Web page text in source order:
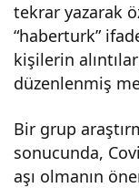
tekrar yazarak
“haberturk”
kişilerin
düzenlenmiş
Bir grup
sonucunda,
aşı olmanın